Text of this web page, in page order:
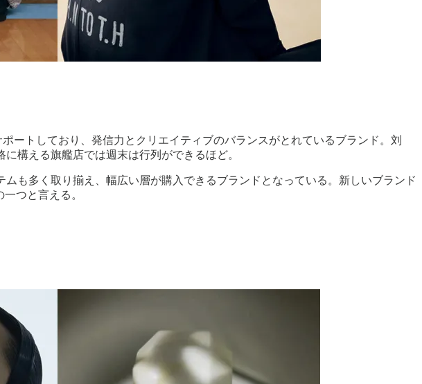
ートしており、発信力とクリエイティブのバランスがとれているブランド。刘
構える旗艦店では週末は行列ができるほど。
も多く取り揃え、幅広い層が購入できるブランドとなっている。新しいブランド
つと言える。